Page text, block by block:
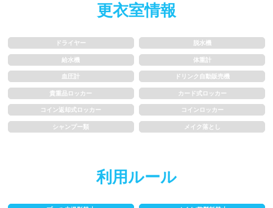
更衣室情報
ドライヤー 脱水機
給水機 体重計
血圧計 ドリンク自動販売機
貴重品ロッカー カード式ロッカー
コイン返却式ロッカー コインロッカー
シャンプー類 メイク落とし
利用ルール
フィン、パドルの使用OK
スクール
子供向け水泳教室 大人向け水泳教室
アクアビクス
水着